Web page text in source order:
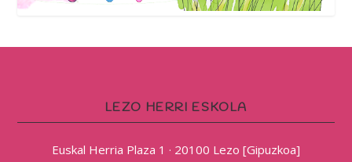
LEZO HERRI ESKOLA
Euskal Herria Plaza 1 · 20100 Lezo [Gipuzkoa]